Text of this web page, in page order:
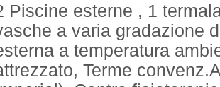
Piscine esterne , 1
a varia gradazione
a temperatura
Terme